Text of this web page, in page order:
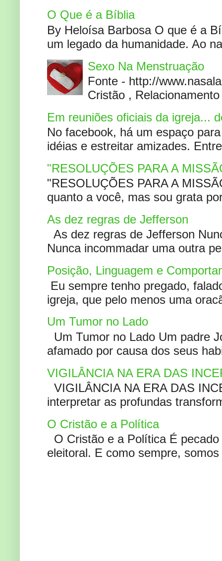
O Que é a Bíblia
By Heloísa Barbosa O que é a
um legado da humanidade. Ao
Sexo Na Menstruação
Fonte - http://
Cristão ,
Em reuniões oficiais da igreja...
No facebook, há um espaço
idéias e estreitar amizades.
"RESOLUÇÕES PARA A
"RESOLUÇÕES PARA A
quanto a você, mas sou grata
As dez regras de Jefferson
As dez regras de Jefferson
Nunca incommadar uma outra
Posição, Linguagem e
Eu sempre tenho pregado,
igreja, que pelo menos uma
Um Tumor no Lado
Um Tumor no Lado Um padre
afamado por causa dos seus
VIGILÂNCIA NA ERA DAS
VIGILÂNCIA NA ERA DAS
interpretar as profundas
O Cristão e a Política
O Cristão e a Política É
eleitoral. E como sempre,